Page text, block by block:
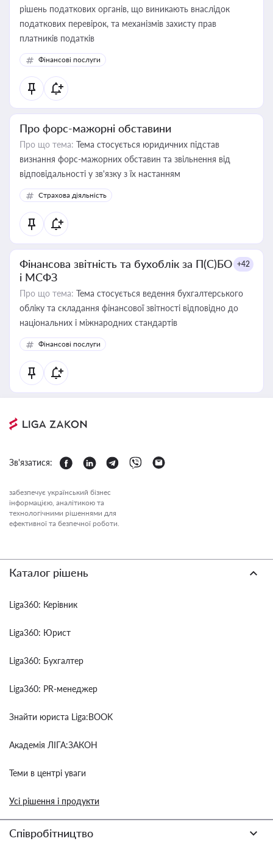
рішень податкових органів, що виникають внаслідок
податкових перевірок, та механізмів захисту прав
платників податків
Фінансові послуги
Про форс-мажорні обставини
Про що тема: Тема стосується юридичних підстав
визнання форс-мажорних обставин та звільнення від
відповідальності у зв'язку з їх настанням
Страхова діяльність
Фінансова звітність та бухоблік за П(С)БО
і МСФЗ
+42
Про що тема: Тема стосується ведення бухгалтерського
обліку та складання фінансової звітності відповідно до
національних і міжнародних стандартів
Фінансові послуги
Зв'язатися:
забезпечує український бізнес
інформацією, аналітикою та
технологічними рішеннями для
ефективної та безпечної роботи.
Каталог рішень
Liga360: Керівник
Liga360: Юрист
Liga360: Бухгалтер
Liga360: PR-менеджер
Знайти юриста Liga:BOOK
Академія ЛІГА:ЗАКОН
Теми в центрі уваги
Усі рішення і продукти
Співробітництво